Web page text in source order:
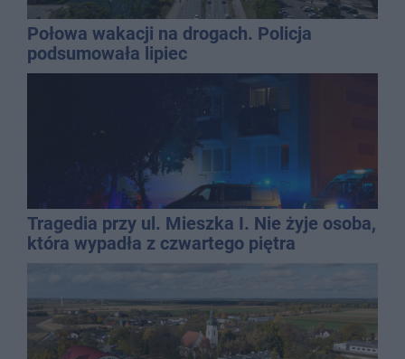
Połowa wakacji na drogach. Policja
podsumowała lipiec
Tragedia przy ul. Mieszka I. Nie żyje osoba,
która wypadła z czwartego piętra